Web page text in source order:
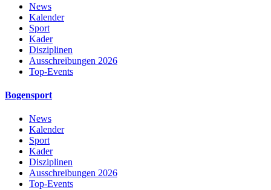
News
Kalender
Sport
Kader
Disziplinen
Ausschreibungen 2026
Top-Events
Bogensport
News
Kalender
Sport
Kader
Disziplinen
Ausschreibungen 2026
Top-Events